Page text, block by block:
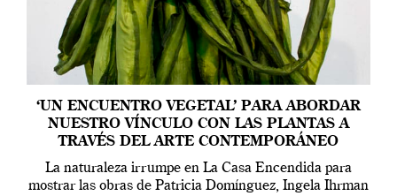
‘UN ENCUENTRO VEGETAL’ PARA ABORDAR
NUESTRO VÍNCULO CON LAS PLANTAS A
TRAVÉS DEL ARTE CONTEMPORÁNEO
La naturaleza irrumpe en La Casa Encendida para
mostrar las obras de Patricia Domínguez, Ingela Ihrman